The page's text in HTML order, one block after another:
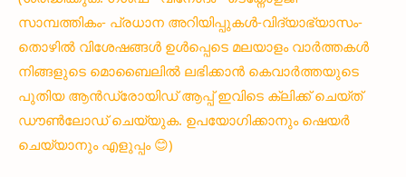
സാമ്പത്തികം- പ്രധാന അറിയിപ്പുകൾ-വിദ്യാഭ്യാസം-
തൊഴിൽ വിശേഷങ്ങൾ ഉൾപ്പെടെ മലയാളം വാർത്തകൾ
നിങ്ങളുടെ മൊബൈലിൽ ലഭിക്കാൻ കെവാർത്തയുടെ
പുതിയ ആൻഡ്രോയിഡ് ആപ്പ് ഇവിടെ ക്ലിക്ക് ചെയ്ത്
ഡൗൺലോഡ് ചെയ്യുക. ഉപയോഗിക്കാനും ഷെയർ
ചെയ്യാനും എളുപ്പം 😊)